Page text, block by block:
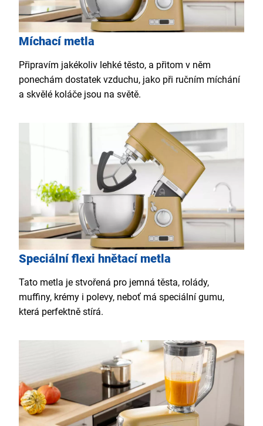
Míchací metla
Připravím jakékoliv lehké těsto, a přitom v něm
ponechám dostatek vzduchu, jako při ručním míchání
a skvělé koláče jsou na světě.
Speciální flexi hnětací metla
Tato metla je stvořená pro jemná těsta, rolády,
muffiny, krémy i polevy, neboť má speciální gumu,
která perfektně stírá.